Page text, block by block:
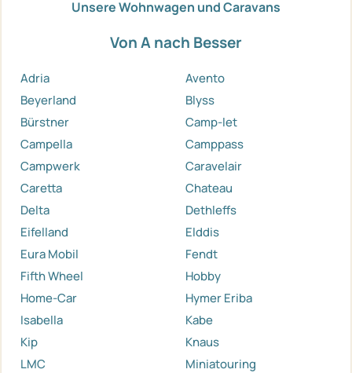
Unsere Wohnwagen und Caravans
Von A nach Besser
Adria
Avento
Beyerland
Blyss
Bürstner
Camp-let
Campella
Camppass
Campwerk
Caravelair
Caretta
Chateau
Delta
Dethleffs
Eifelland
Elddis
Eura Mobil
Fendt
Fifth Wheel
Hobby
Home-Car
Hymer Eriba
Isabella
Kabe
Kip
Knaus
LMC
Miniatouring